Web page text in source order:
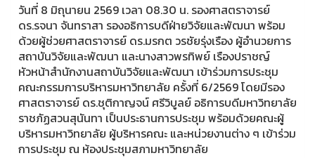
วันที่ 8 มิถุนายน 2569 เวลา 08.30 น. รองศาสตราจารย์
ดร.รจนา จันทราสา รองอธิการบดีฝ่ายวิจัยและพัฒนา พร้อม
ด้วยผู้ช่วยศาสตราจารย์ ดร.มรกต วรชัยรุ่งเรือง ผู้อำนวยการ
สถาบันวิจัยและพัฒนา และนางสาวพรทิพย์ เรืองปราชญ์
หัวหน้าสำนักงานสถาบันวิจัยและพัฒนา เข้าร่วมการประชุม
คณะกรรมการบริหารมหาวิทยาลัย ครั้งที่ 6/2569 โดยมีรอง
ศาสตราจารย์ ดร.ชุติกาญจน์ ศรีวิบูลย์ อธิการบดีมหาวิทยาลัย
ราชภัฏสวนสุนันทา เป็นประธานการประชุม พร้อมด้วยคณะผู้
บริหารมหาวิทยาลัย ผู้บริหารคณะ และหน่วยงานต่าง ๆ เข้าร่วม
การประชุม ณ ห้องประชุมสภามหาวิทยาลัย